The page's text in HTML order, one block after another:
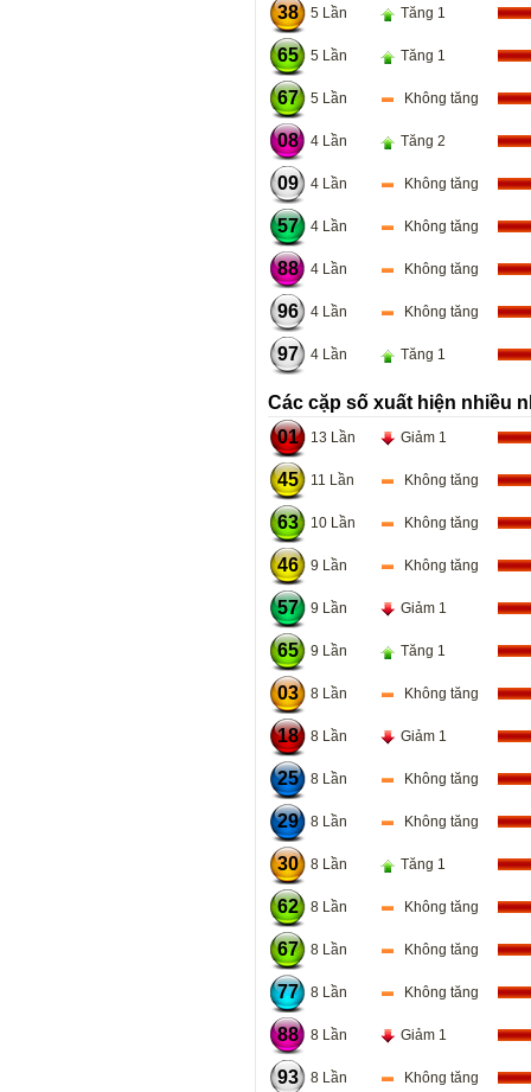
38 5 Lần Tăng 1
65 5 Lần Tăng 1
67 5 Lần Không tăng
08 4 Lần Tăng 2
09 4 Lần Không tăng
57 4 Lần Không tăng
88 4 Lần Không tăng
96 4 Lần Không tăng
97 4 Lần Tăng 1
Các cặp số xuất hiện nhiều
01
13 Lần Giảm 1
45 11 Lần Không tăng
63 10 Lần Không tăng
46 9 Lần Không tăng
57 9 Lần Giảm 1
65 9 Lần Tăng 1
03 8 Lần Không tăng
18 8 Lần Giảm 1
25 8 Lần Không tăng
29 8 Lần Không tăng
30 8 Lần Tăng 1
62 8 Lần Không tăng
67 8 Lần Không tăng
77 8 Lần Không tăng
88 8 Lần Giảm 1
93 8 Lần Không tăng